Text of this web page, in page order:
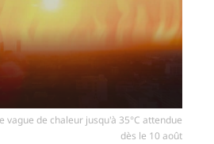
vague de chaleur jusqu'à 35°C attendue
dès le 10 août